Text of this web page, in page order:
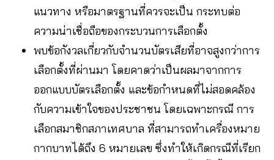
แนวทาง หรือมาตรฐานที่ควรจะเป็น กระทบต่อ
ความน่าเชื่อถือของกระบวนการเลือกตั้ง
พบข้อกังวลเกี่ยวกับจำนวนบัตรเสียที่อาจสูงกว่าการ
เลือกตั้งที่ผ่านมา โดยคาดว่าเป็นผลมาจากการ
ออกแบบบัตรเลือกตั้ง และข้อกำหนดที่ไม่สอดคล้อง
กับความเข้าใจของประชาชน โดยเฉพาะกรณี การ
เลือกสมาชิกสภาเทศบาล ที่สามารถทำเครื่องหมาย
กากบาทได้ถึง 6 หมายเลข ซึ่งทำให้เกิดกรณีที่เรียก